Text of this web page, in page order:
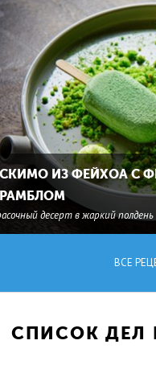
ИЗ ФЕЙХОА С
десерт в жаркий полдень
ВСЕ
СПИСОК ДЕЛ